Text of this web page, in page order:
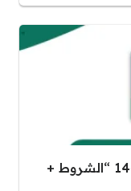
التسجيل في حافز للمره الثانية 1447 “الشروط +